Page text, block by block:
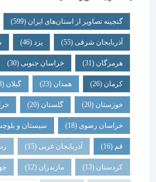
گنجینه تصاویر از استان‌های ایران(599)
آذربایجان شرقی(55) یزد سمنان (39)
هرمزگان(31) خراسان جنوبی(30)
همدان گیلان
خوزستان(20) گلستان (20) خراسان
خراسان رضوی(18) سیستان و بلوچستان(18)
آذربایجان غربی(15) زنجان
کردستان(13) مازندران(12) چهارمحال